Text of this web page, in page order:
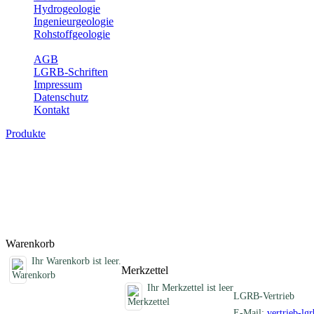
Hydrogeologie
Ingenieurgeologie
Rohstoffgeologie
AGB
LGRB-Schriften
Impressum
Datenschutz
Kontakt
Produkte
Warenkorb
Ihr Warenkorb ist leer.
Merkzettel
Ihr Merkzettel ist leer
LGRB-Vertrieb